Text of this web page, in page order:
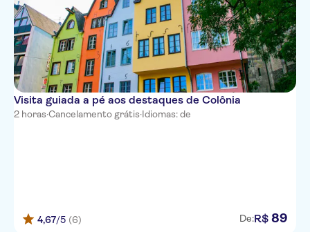
Visita guiada a pé aos destaques de Colônia
2 horas·Cancelamento grátis·Idiomas: de
4,67/5 (6) De:R$ 89